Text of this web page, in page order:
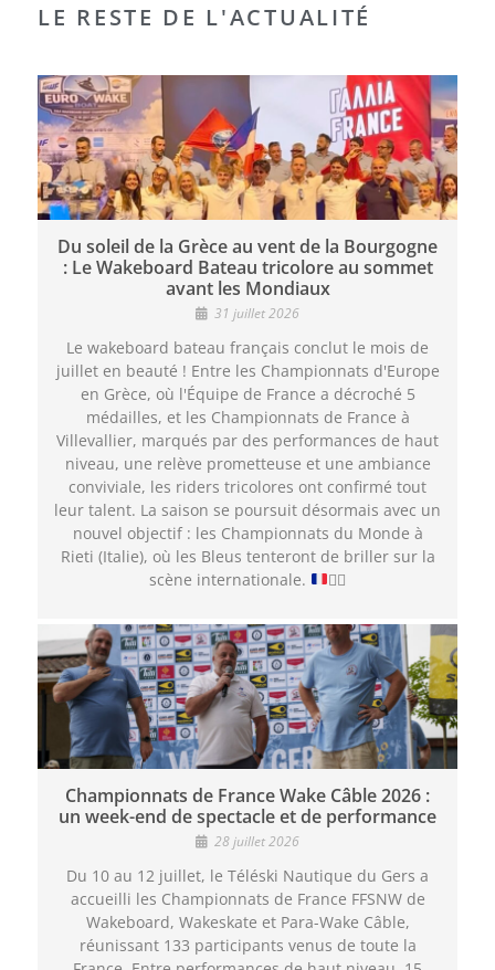
LE RESTE DE L'ACTUALITÉ
Du soleil de la Grèce au vent de la Bourgogne
: Le Wakeboard Bateau tricolore au sommet
avant les Mondiaux
31 juillet 2026
Le wakeboard bateau français conclut le mois de
juillet en beauté ! Entre les Championnats d'Europe
en Grèce, où l'Équipe de France a décroché 5
médailles, et les Championnats de France à
Villevallier, marqués par des performances de haut
niveau, une relève prometteuse et une ambiance
conviviale, les riders tricolores ont confirmé tout
leur talent. La saison se poursuit désormais avec un
nouvel objectif : les Championnats du Monde à
Rieti (Italie), où les Bleus tenteront de briller sur la
scène internationale.
🏄‍♂️
Championnats de France Wake Câble 2026 :
un week-end de spectacle et de performance
28 juillet 2026
Du 10 au 12 juillet, le Téléski Nautique du Gers a
accueilli les Championnats de France FFSNW de
Wakeboard, Wakeskate et Para-Wake Câble,
réunissant 133 participants venus de toute la